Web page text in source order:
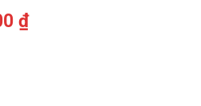
₫.
₫Giá
hiện